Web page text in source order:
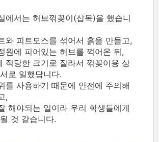
에서는 허브꺾꽂이(삽목)을 했습니
와 피트모스를 섞어서 흙을 만들고,
원에 피어있는 허브를 꺽어온 뒤,
적당한 크기로 잘라서 꺾꽂이용 상
로 일했답니다.
를 사용하기 때문에 안전에 주의해
,
해야되는 일이라 우리 학생들에게
것 같습니다.